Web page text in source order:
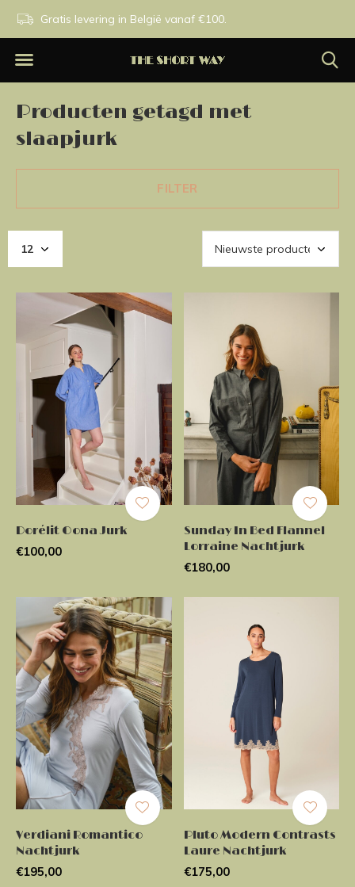
Gratis levering in België vanaf €100.
Producten getagd met
slaapjurk
FILTER
Dorélit Oona Jurk
€100,00
Sunday In Bed Flannel
Lorraine Nachtjurk
€180,00
Verdiani Romantico
Nachtjurk
€195,00
Pluto Modern Contrasts
Laure Nachtjurk
€175,00